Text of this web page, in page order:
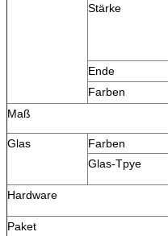
Stärke
Ende
Farben
Maß
Glas Farben
Glas-Tpye
Hardware
Paket